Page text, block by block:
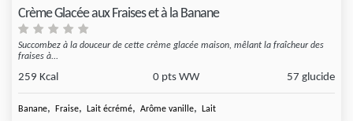
Crème Glacée aux Fraises et à la Banane
Succombez à la douceur de cette crème glacée maison, mêlant la fraîcheur des
fraises à...
259 Kcal 0 pts WW 57 glucide
Banane, Fraise, Lait écrémé, Arôme vanille, Lait